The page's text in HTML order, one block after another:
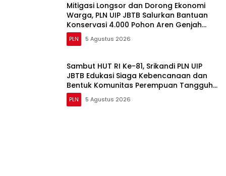
Mitigasi Longsor dan Dorong Ekonomi
Warga, PLN UIP JBTB Salurkan Bantuan
Konservasi 4.000 Pohon Aren Genjah
Asal Aceh di Banyuwangi
PLN 5 Agustus 2026
Sambut HUT RI Ke-81, Srikandi PLN UIP
JBTB Edukasi Siaga Kebencanaan dan
Bentuk Komunitas Perempuan Tangguh
Simacan Banyuwangi.
PLN 5 Agustus 2026